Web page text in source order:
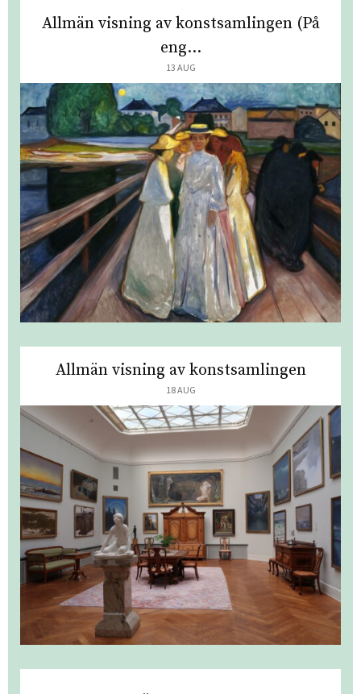
Allmän visning av konstsamlingen (På
eng...
13 AUG
Allmän visning av konstsamlingen
18 AUG